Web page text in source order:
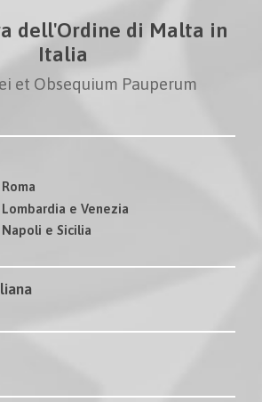
dell'Ordine di Malta in
Italia
et Obsequium Pauperum
e Venezia
e Sicilia